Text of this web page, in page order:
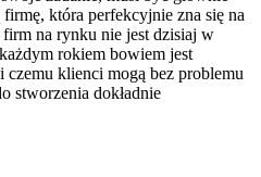
która perfekcyjnie zna się na
na rynku nie jest dzisiaj w
rokiem bowiem jest
klienci mogą bez problemu
stworzenia dokładnie